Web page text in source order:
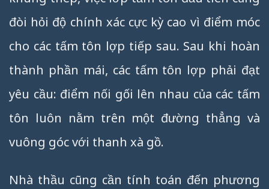
đòi hỏi độ chính xác cực kỳ cao vì điểm móc
cho các tấm tôn lợp tiếp sau. Sau khi hoàn
thành phần mái, các tấm tôn lợp phải đạt
yêu cầu: điểm nối gối lên nhau của các tấm
tôn luôn nằm trên một đường thẳng và
vuông góc với thanh xà gồ.
Nhà thầu cũng cần tính toán đến phương